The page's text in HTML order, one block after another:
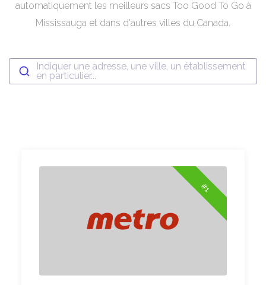
automatiquement les meilleurs sacs Too Good To Go à
Mississauga et dans d'autres villes du Canada.
Indiquer une adresse, une ville, un établissement
en particulier...
#1